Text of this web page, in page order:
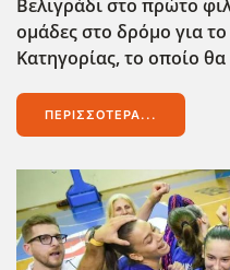
Βελιγράδι στο πρώτο
ομάδες στο δρόμο για
Κατηγορίας, το οποίο
ΠΕΡΙΣΣΌΤΕΡΑ...